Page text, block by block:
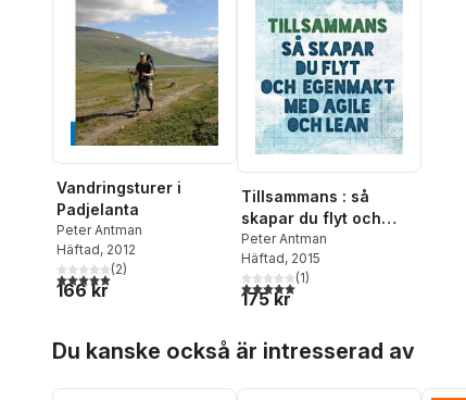
Vandringsturer i
Padjelanta
Peter Antman
Häftad, 2012
5,0utav 5 stjärnor. Totalt antal röster:
(2)
166 kr
Tillsammans : så
skapar du flyt och
egenmakt med agile
och lean
Peter Antman
Häftad, 2015
5,0utav 5 stjärnor. Totalt antal röster:
(1)
175 kr
Du kanske också är intresserad av